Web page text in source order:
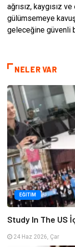
ağrısız, kaygısız
gülümsemeye
geleceğine güvenli
NELER VAR
EĞITIM
Study In The US
24 Haz 2026, Çar